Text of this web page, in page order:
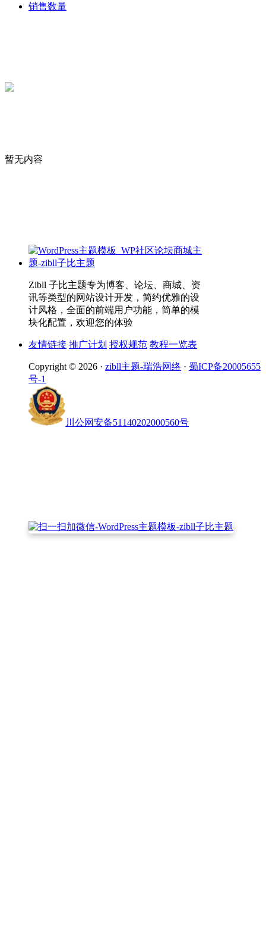
销售数量
暂无内容
Zibll 子比主题专为博客、论坛、商城、资
讯等类型的网站设计开发，简约优雅的设
计风格，全面的前端用户功能，简单的模
块化配置，欢迎您的体验
友情链接 推广计划 授权规范 教程一览表
Copyright © 2026 · zibll主题-瑞浩网络 · 蜀ICP备20005655
号-1
川公网安备51140202000560号